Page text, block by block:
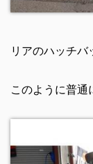
リアのハッチバ
このように普通